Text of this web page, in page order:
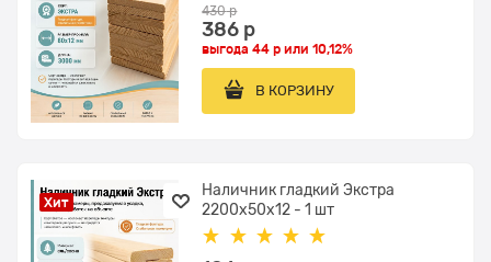
430 р
386 р
выгода44 р или10,12%
В КОРЗИНУ
Хит
Наличник гладкий Экстра
2200x50x12 - 1 шт